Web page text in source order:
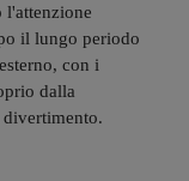
l'attenzione
il lungo periodo
con i
dalla